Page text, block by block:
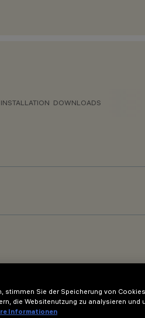
INSTALLATION DOWNLOADS
stimmen Sie der Speicherung von
die Websitenutzung zu analysieren und
Informationen